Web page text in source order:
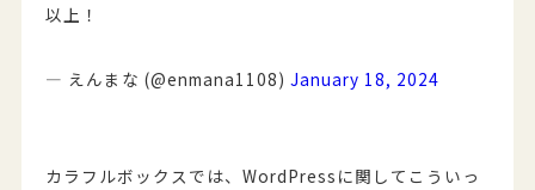
以上！
— えんまな (@enmana1108)January 18, 2024
カラフルボックスでは、WordPressに関してこういっ